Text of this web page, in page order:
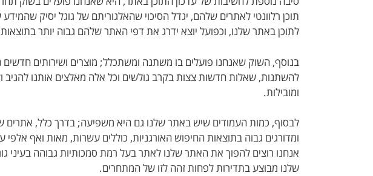
תוכן רלוונטי לאתרים שלהם, יגדל הסיכוי שהאלגוריתם של גוגל יסיק
לתוכן באתר שלנו, וכפועל יוצא ידרג את דפי האתר שלהם גבוה יותר
בנוסף, השוק שאנחנו פועלים בו משתנה ומשתכלל; מוצרים ושירותים חדשים
להשתנות, שאלות חדשות צצות בקרב גולשים וכל אלה מאלצים אותנו להגיב
ומובילות.
לבסוף, כמות העמודים שיש באתר שלנו גם היא משפיעה; בדרך כלל,
ומדורגים גבוה בתוצאות החיפוש האורגניות, כוללים עשרות, מאות ואף
אנחנו רוצים להפוך את האתר שלנו לאתר בעל רמת סמכותיות גבוהה בעיני
שלנו מבוצע בתדירות לפחות זהה לזו של המתחרים.